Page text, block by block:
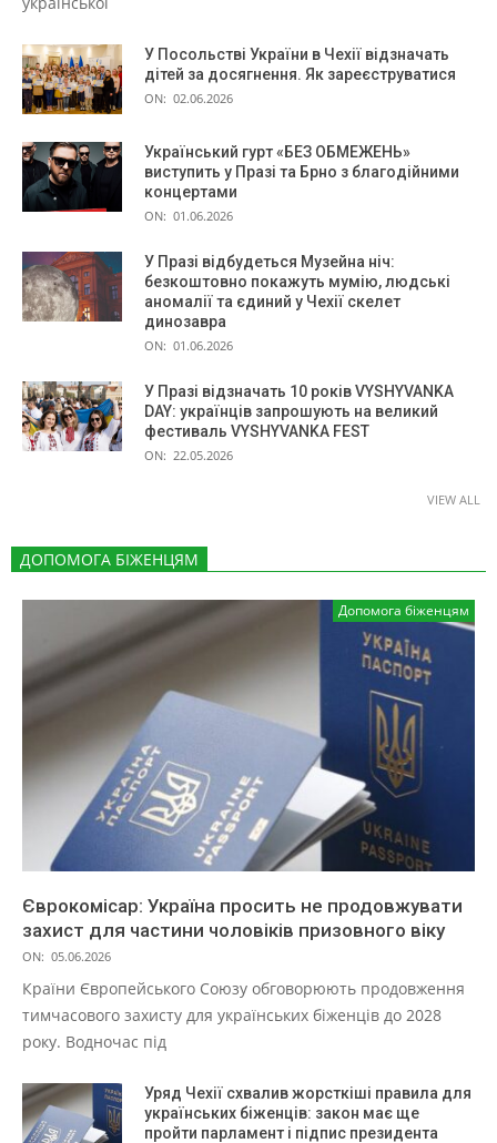
У Посольстві України в Чехії відзначать
дітей за досягнення. Як зареєструватися
ON: 02.06.2026
Український гурт «БЕЗ ОБМЕЖЕНЬ»
виступить у Празі та Брно з благодійними
концертами
ON: 01.06.2026
У Празі відбудеться Музейна ніч:
безкоштовно покажуть мумію, людські
аномалії та єдиний у Чехії скелет
динозавра
ON: 01.06.2026
У Празі відзначать 10 років VYSHYVANKA
DAY: українців запрошують на великий
фестиваль VYSHYVANKA FEST
ON: 22.05.2026
VIEW ALL
ДОПОМОГА БІЖЕНЦЯМ
Допомога біженцям
Єврокомісар: Україна просить не продовжувати
захист для частини чоловіків призовного віку
ON: 05.06.2026
Країни Європейського Союзу обговорюють продовження
тимчасового захисту для українських біженців до 2028
року. Водночас під
Уряд Чехії схвалив жорсткіші правила для
українських біженців: закон має ще
пройти парламент і підпис президента